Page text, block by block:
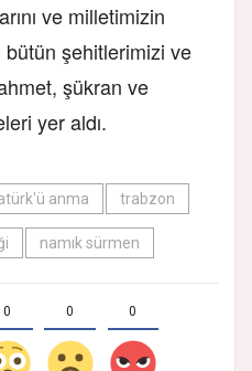
ve milletimizin
şehitlerimizi ve
şükran ve
yer aldı.
anma trabzon
namık sürmen
0 0 0